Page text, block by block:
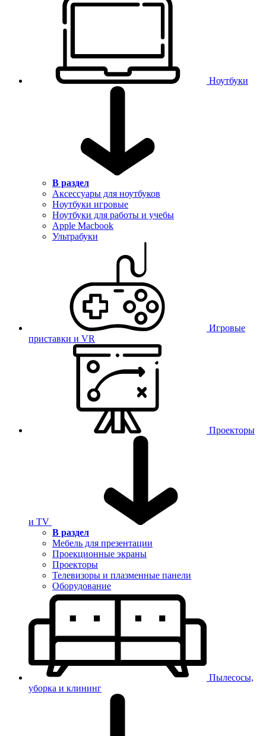
Ноутбуки
В раздел
Аксессуары для ноутбуков
Ноутбуки игровые
Ноутбуки для работы и учебы
Apple Macbook
Ультрабуки
Игровые
приставки и VR
Проекторы
и TV
В раздел
Мебель для презентации
Проекционные экраны
Проекторы
Телевизоры и плазменные панели
Оборудование
Пылесосы,
уборка и клининг